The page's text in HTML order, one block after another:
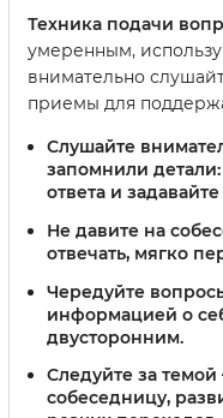
Техника подачи
умеренным,
внимательно
приемы для
Слушайте
запомнили
ответа и
Не давите на
отвечать, мягко
Чередуйте
информацией о
двусторонним.
Следуйте за темой
собеседницу,